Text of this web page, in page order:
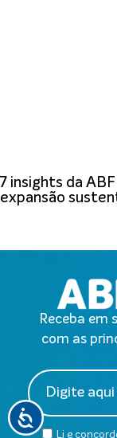
7 insights da
expansão
Receba em
com as
Li e